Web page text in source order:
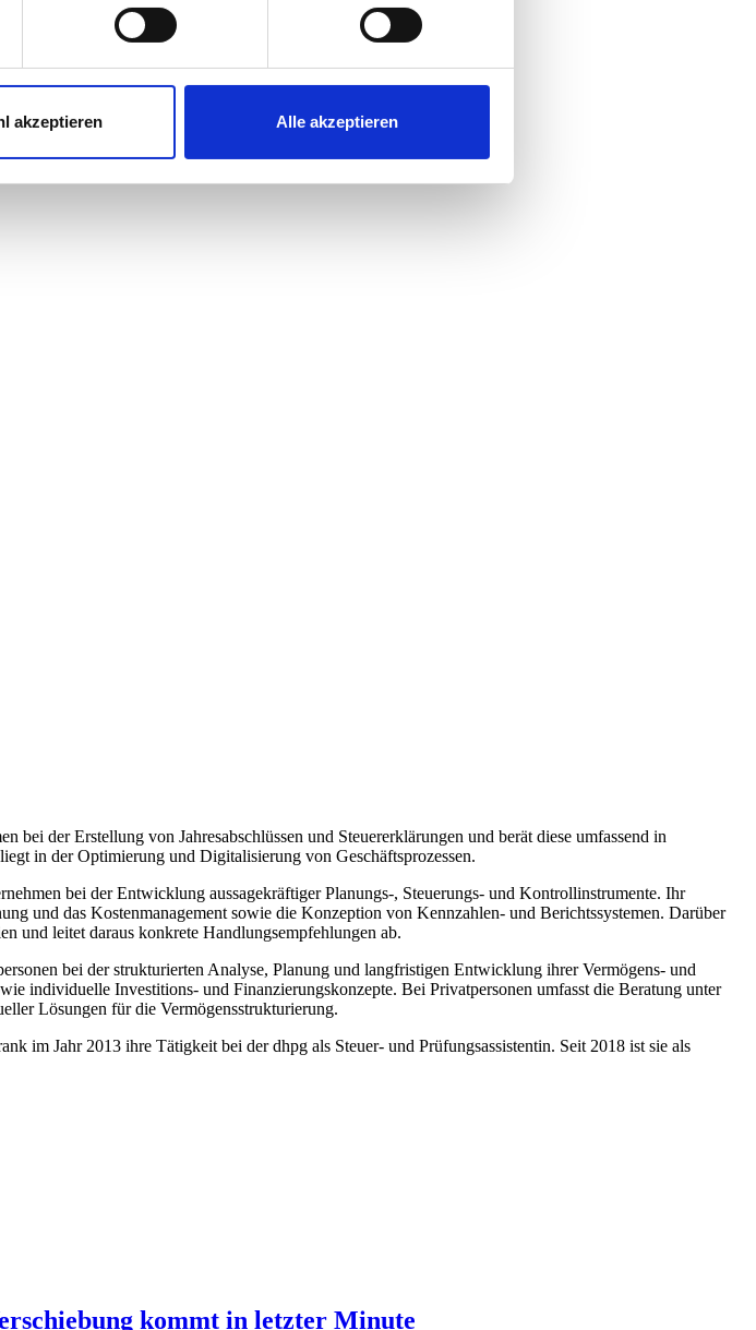
akzeptieren Alle akzeptieren
bei der Erstellung von Jahresabschlüssen und Steuererklärungen und berät diese umfassend in
in der Optimierung und Digitalisierung von Geschäftsprozessen.
bei der Entwicklung aussagekräftiger Planungs-, Steuerungs- und Kontrollinstrumente. Ihr
und das Kostenmanagement sowie die Konzeption von Kennzahlen- und Berichtssystemen. Darüber
und leitet daraus konkrete Handlungsempfehlungen ab.
bei der strukturierten Analyse, Planung und langfristigen Entwicklung ihrer Vermögens- und
individuelle Investitions- und Finanzierungskonzepte. Bei Privatpersonen umfasst die Beratung unter
Lösungen für die Vermögensstrukturierung.
im Jahr 2013 ihre Tätigkeit bei der dhpg als Steuer- und Prüfungsassistentin. Seit 2018 ist sie als
kommt in letzter Minute